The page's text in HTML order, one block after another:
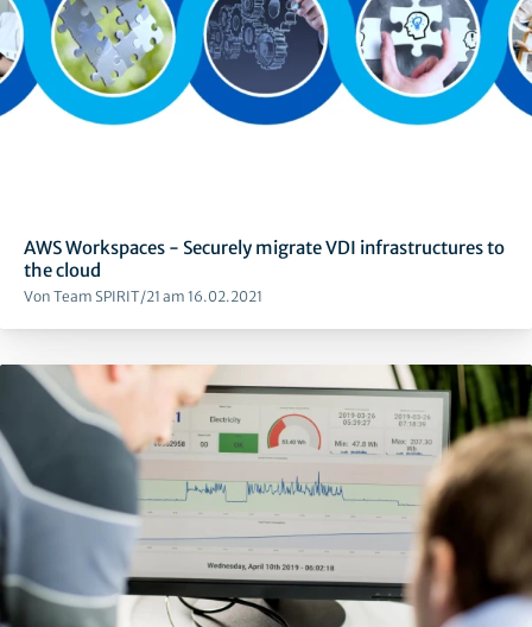
AWS Workspaces - Securely migrate VDI infrastructures to
the cloud
Von Team SPIRIT/21 am 16.02.2021